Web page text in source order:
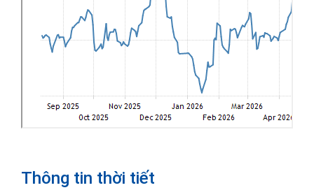
Thông tin thời tiết